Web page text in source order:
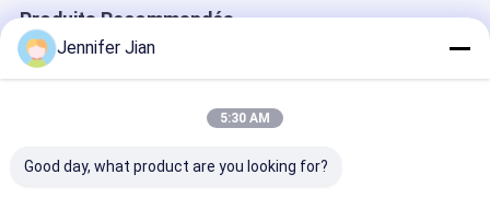
Produits Recommandés
Jennifer Jian
5:30 AM
Good day, what product are you looking for?